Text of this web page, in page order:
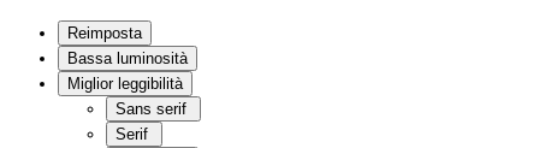
Reimposta
Bassa luminosità
Miglior leggibilità
Sans serif
Serif